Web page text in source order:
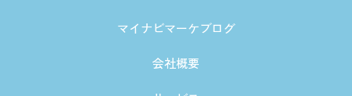
マイナビマーケブログ
会社概要